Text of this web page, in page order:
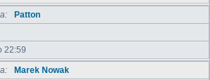
Patton
22:59
Marek Nowak